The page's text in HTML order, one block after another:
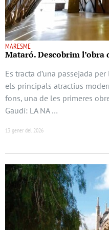
MARESME
Mataró. Descobrim l’obra
Es tracta d’una passejada
els principals atractius
fons, una de les primeres
Gaudí: LA NA …
13 gener del 2026